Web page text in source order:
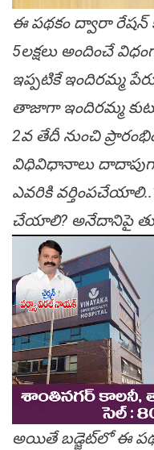
ఈ పథకం ద్వారా రేషన్
5లక్షలు అందించే
ఇప్పటికే ఇందిరమ్మ
తాజాగా ఇందిరమ్మ
2వ తేదీ నుంచి
విధివిధానాలు
ఎవరికి
చేయాలి? అనేదానిపై
అయితే బడ్జెట్‌లో ఈ